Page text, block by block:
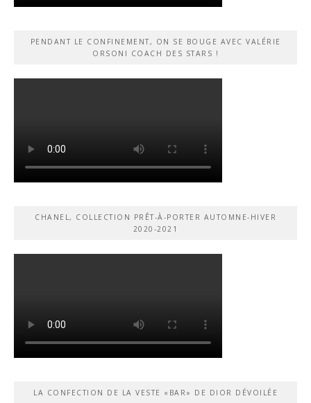
PENDANT LE CONFINEMENT, ON SE BOUGE AVEC VALÉRIE
ORSONI COACH DES STARS !
CHANEL, COLLECTION PRÊT-À-PORTER AUTOMNE-HIVER
2020-2021
LA CONFECTION DE LA VESTE «BAR» DE DIOR DÉVOILÉE